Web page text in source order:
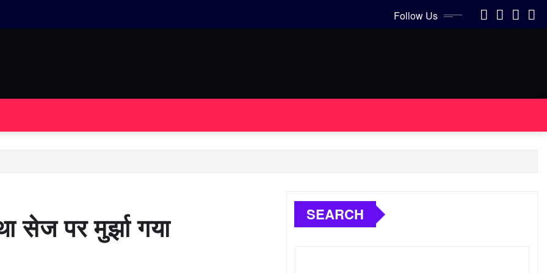
Follow Us
सेज पर मुर्झा गया
SEARCH